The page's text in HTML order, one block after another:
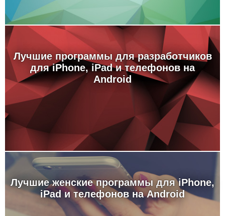
Лучшие программы для разработчиков
для iPhone, iPad и телефонов на
Android
Лучшие женские программы для iPhone,
iPad и телефонов на Android